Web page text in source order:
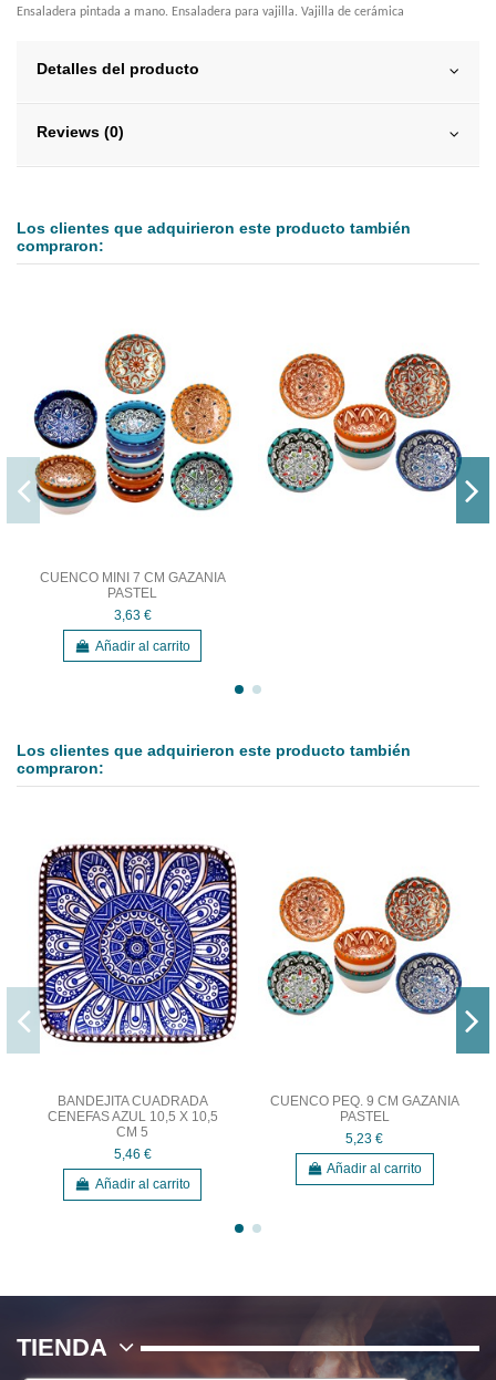
Ensaladera pintada a mano. Ensaladera para vajilla. Vajilla de cerámica
Detalles del producto
Reviews (0)
Los clientes que adquirieron este producto también
compraron:
CUENCO MINI 7 CM GAZANIA
PASTEL
3,63 €
Añadir al carrito
Los clientes que adquirieron este producto también
compraron:
BANDEJITA CUADRADA
CENEFAS AZUL 10,5 X 10,5
CM 5
5,46 €
Añadir al carrito
CUENCO PEQ. 9 CM GAZANIA
PASTEL
5,23 €
Añadir al carrito
TIENDA